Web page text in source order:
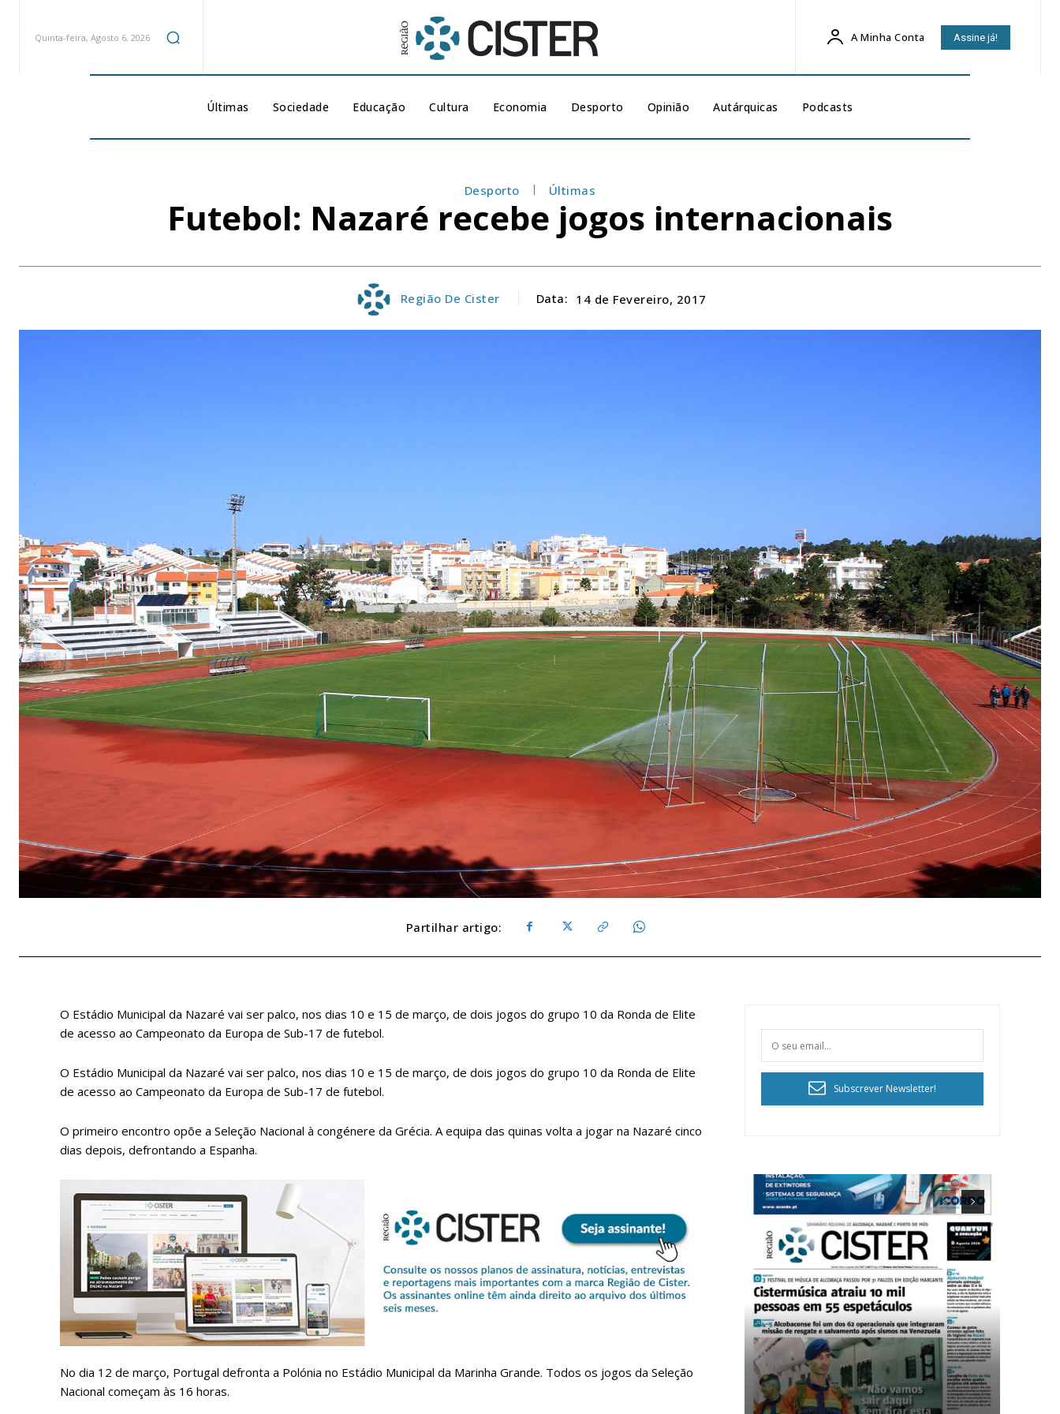
Planos de Assinatura
Faça-se assinante do Região de Cister e ajude-nos a manter este serviço público!
Quinta-feira, Agosto 6, 2026 A Minha Conta Assine já!
Últimas Sociedade Educação Cultura Economia Desporto Opinião Autárquicas Podcasts
Desporto Últimas
Futebol: Nazaré recebe jogos internacionais
Região De Cister Data: 14 de Fevereiro, 2017
Partilhar artigo:
O Estádio Municipal da Nazaré vai ser palco, nos dias 10 e 15 de março, de dois jogos do grupo 10 da Ronda de Elite
de acesso ao Campeonato da Europa de Sub-17 de futebol.
O Estádio Municipal da Nazaré vai ser palco, nos dias 10 e 15 de março, de dois jogos do grupo 10 da Ronda de Elite
de acesso ao Campeonato da Europa de Sub-17 de futebol.
O primeiro encontro opõe a Seleção Nacional à congénere da Grécia. A equipa das quinas volta a jogar na Nazaré cinco
dias depois, defrontando a Espanha.
No dia 12 de março, Portugal defronta a Polónia no Estádio Municipal da Marinha Grande. Todos os jogos da Seleção
Nacional começam às 16 horas.
Subscrever Newsletter!